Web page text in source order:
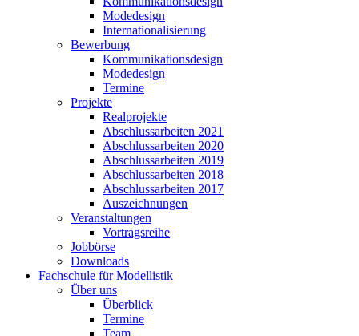
Modedesign
Internationalisierung
Bewerbung
Kommunikationsdesign
Modedesign
Termine
Projekte
Realprojekte
Abschlussarbeiten 2021
Abschlussarbeiten 2020
Abschlussarbeiten 2019
Abschlussarbeiten 2018
Abschlussarbeiten 2017
Auszeichnungen
Veranstaltungen
Vortragsreihe
Jobbörse
Downloads
Fachschule für Modellistik
Über uns
Überblick
Termine
Team